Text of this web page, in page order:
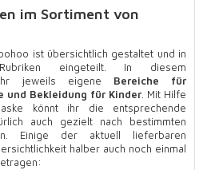
im Sortiment von
ist übersichtlich gestaltet und in
eingeteilt. In diesem
ihr jeweils eigene Bereiche für
und Bekleidung für Kinder. Mit Hilfe
könnt ihr die entsprechende
auch gezielt nach bestimmten
Einige der aktuell lieferbaren
halber auch noch einmal